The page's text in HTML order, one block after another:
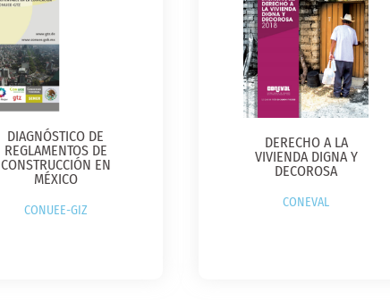
DIAGNÓSTICO DE
REGLAMENTOS DE
CONSTRUCCIÓN EN
MÉXICO​
CONUEE-GIZ
DERECHO A LA
VIVIENDA DIGNA Y
DECOROSA​
CONEVAL​